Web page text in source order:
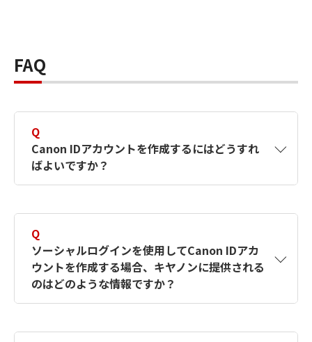
FAQ
Q
Canon IDアカウントを作成するにはどうすれ
ばよいですか？
す。詳しい作成方法は【カメラ】Canon IDとは
何ですか？Canon IDの作成方法は？をご確認く
ださい。
Q
ソーシャルログインを使用してCanon IDアカ
ウントを作成する場合、キヤノンに提供される
のはどのような情報ですか？